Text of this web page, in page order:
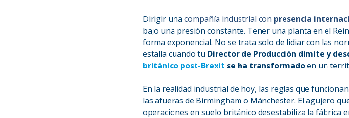
Dirigir una compañía industrial con presencia
bajo una presión constante. Tener una planta en el
forma exponencial. No se trata solo de lidiar con las
estalla cuando tu Director de Producción dimite y
británico post-Brexit se ha transformadoen un
En la realidad industrial de hoy, las reglas que
las afueras de Birmingham o Mánchester. El agujero
operaciones en suelo británico desestabiliza la fábrica